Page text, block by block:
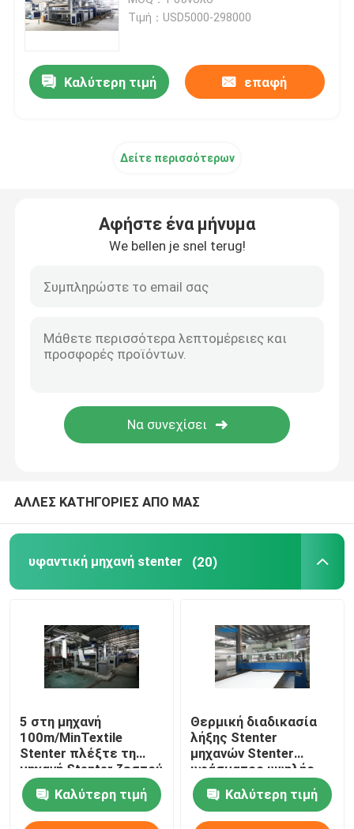
Μηχανή ρύθμισης θερμότητας υφάσματος
υφαντική βάφοντας μηχανή
Μηχανή υφαντικής εκτύπωσης
Πέστε την αποξηραντική μηχανή
Χαλαρώστε την ξηρότερη μηχανή
Τιμή：USD5000-298000
Καλύτερη τιμή επαφή
Δείτε περισσότερων
Αφήστε ένα μήνυμα
We bellen je snel terug!
ΑΛΛΕΣ ΚΑΤΗΓΟΡΙΕΣ ΑΠΟ ΜΑΣ
υφαντική μηχανή stenter (20)
5 στη μηχανή
100m/MinTextile
Stenter πλέξτε τη
μηχανή Stenter ζεστού
αέρα ατμού τύπων
Καλύτερη τιμή
Θερμική διαδικασία
λήξης Stenter
μηχανών Stenter
υφάσματος υψηλής
ταχύτητας
πετρελαίου
πολυεστέρα
Καλύτερη τιμή